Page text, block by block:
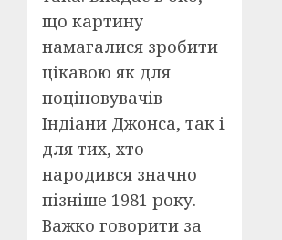
що картину
намагалися зробити
цікавою як для
поціновувачів
Індіани Джонса, так і
для тих, хто
народився значно
пізніше 1981 року.
Важко говорити за